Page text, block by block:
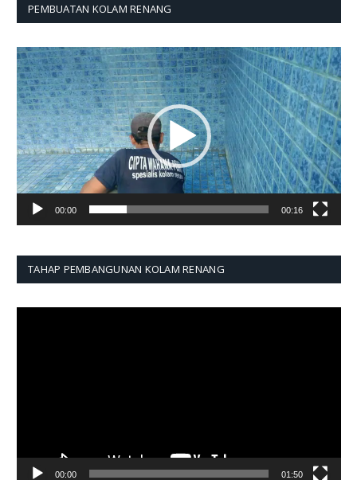
PEMBUATAN KOLAM RENANG
Pemutar
Video
00:00 00:16
TAHAP PEMBANGUNAN KOLAM RENANG
00:00 01:50